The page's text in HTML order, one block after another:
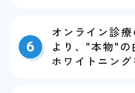
6
オンライン診
より、"本物"の
ホワイトニン